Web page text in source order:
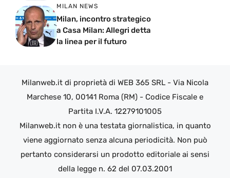
MILAN NEWS
Milan, incontro strategico
a Casa Milan: Allegri detta
la linea per il futuro
Milanweb.it di proprietà di WEB 365 SRL - Via Nicola
Marchese 10, 00141 Roma (RM) - Codice Fiscale e
Partita I.V.A. 12279101005
Milanweb.it non è una testata giornalistica, in quanto
viene aggiornato senza alcuna periodicità. Non può
pertanto considerarsi un prodotto editoriale ai sensi
della legge n. 62 del 07.03.2001